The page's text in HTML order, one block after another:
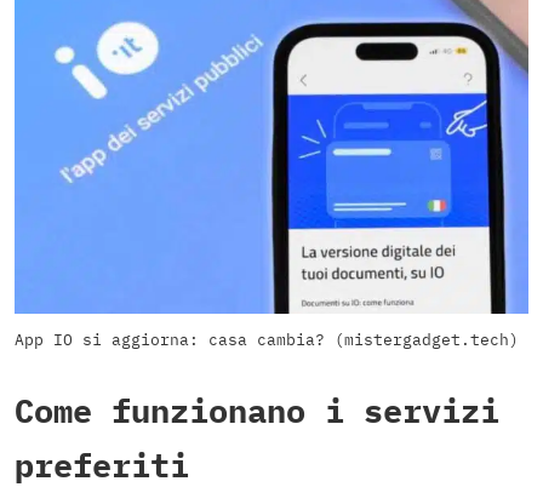
App IO si aggiorna: casa cambia? (mistergadget.tech)
Come funzionano i servizi
preferiti